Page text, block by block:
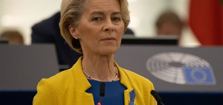
корупцією